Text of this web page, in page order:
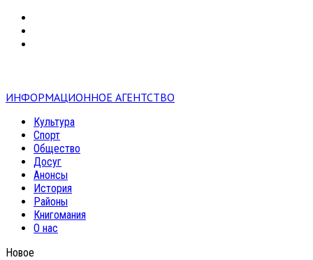
ИНФОРМАЦИОННОЕ АГЕНТСТВО
Культура
Спорт
Общество
Досуг
Анонсы
История
Районы
Книгомания
О нас
Новое